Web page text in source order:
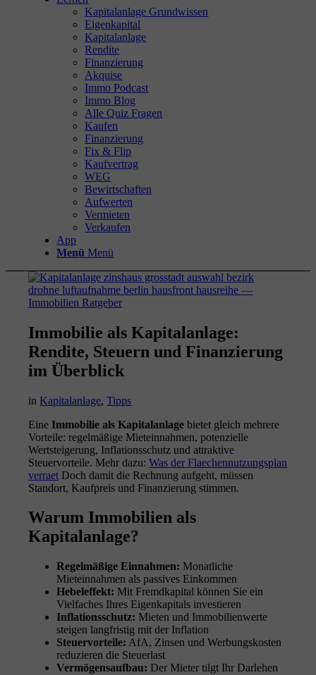
Kapitalanlage Grundwissen
Eigenkapital
Kapitalanlage
Rendite
Finanzierung
Akquise
Immo Podcast
Immo Blog
Alle Quiz Fragen
Kaufen
Finanzierung
Fix & Flip
Kaufvertrag
WEG
Bewirtschaften
Aufwerten
Vermieten
Verkaufen
App
Menü Menü
Immobilie als Kapitalanlage:
Rendite, Steuern und Finanzierung
im Überblick
in Kapitalanlage,Tipps
EineImmobilie als Kapitalanlage bietet gleich mehrere
Vorteile: regelmäßige Mieteinnahmen, potenzielle
Wertsteigerung, Inflationsschutz und attraktive
Steuervorteile. Mehr dazu:Was der Flaechennutzungsplan
verraet Doch damit die Rechnung aufgeht, müssen
Standort, Kaufpreis und Finanzierung stimmen.
Warum Immobilien als
Kapitalanlage?
Regelmäßige Einnahmen: Monatliche
Mieteinnahmen als passives Einkommen
Hebeleffekt: Mit Fremdkapital können Sie ein
Vielfaches Ihres Eigenkapitals investieren
Inflationsschutz: Mieten und Immobilienwerte
steigen langfristig mit der Inflation
Steuervorteile: AfA, Zinsen und Werbungskosten
reduzieren die Steuerlast
Vermögensaufbau: Der Mieter tilgt Ihr Darlehen